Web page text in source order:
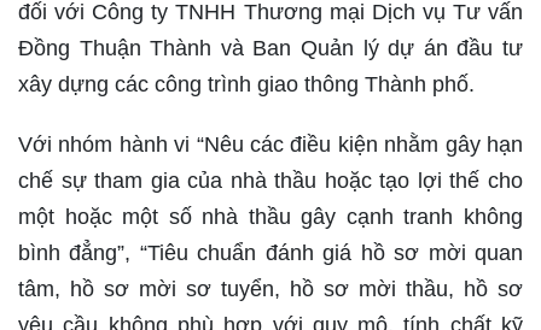
đối với Công ty TNHH Thương mại Dịch vụ Tư vấn
Đồng Thuận Thành và Ban Quản lý dự án đầu tư
xây dựng các công trình giao thông Thành phố.
Với nhóm hành vi “Nêu các điều kiện nhằm gây hạn
chế sự tham gia của nhà thầu hoặc tạo lợi thế cho
một hoặc một số nhà thầu gây cạnh tranh không
bình đẳng”, “Tiêu chuẩn đánh giá hồ sơ mời quan
tâm, hồ sơ mời sơ tuyển, hồ sơ mời thầu, hồ sơ
yêu cầu không phù hợp với quy mô, tính chất kỹ